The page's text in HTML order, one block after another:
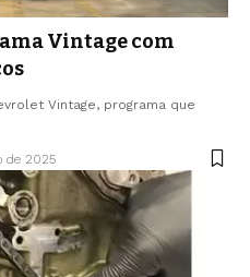
Vintage com
Vintage, programa que
de 2025